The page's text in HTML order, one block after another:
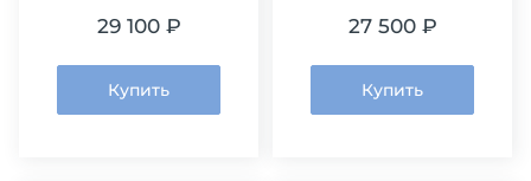
29 100 ₽
Купить
27 500 ₽
Купить